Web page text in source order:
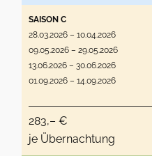
SAISON C
28.03.2026 – 10.04.2026
09.05.2026 – 29.05.2026
13.06.2026 – 30.06.2026
01.09.2026 – 14.09.2026
283,– €
je Übernachtung